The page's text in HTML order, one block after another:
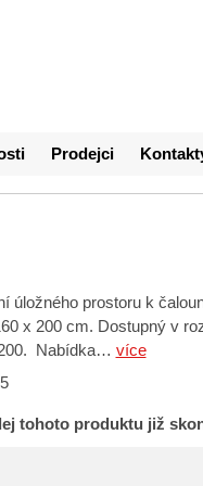
Prodejci
úložného prostoru k
x 200 cm. Dostupný v
Nabídka… více
tohoto produktu již